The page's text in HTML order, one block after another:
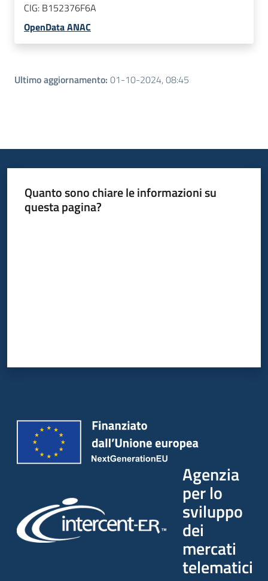
CIG: B152376F6A
OpenData ANAC
Ultimo aggiornamento: 01-10-2024, 08:45
Quanto sono chiare le informazioni su
questa pagina?
Agenzia
per lo
sviluppo
dei
mercati
telematici